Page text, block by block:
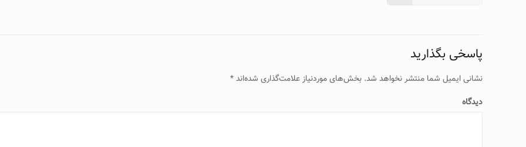
پاسخی بگذارید
نشانی ایمیل شما منتشر نخواهد شد. بخش‌های موردنیاز علامت‌گذاری شده‌اند*
دیدگاه